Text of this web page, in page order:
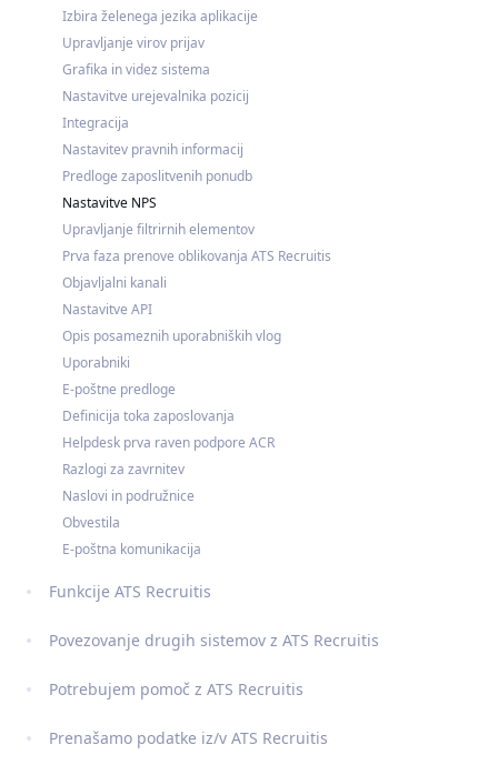
Izbira želenega jezika aplikacije
Upravljanje virov prijav
Grafika in videz sistema
Nastavitve urejevalnika pozicij
Integracija
Nastavitev pravnih informacij
Predloge zaposlitvenih ponudb
Nastavitve NPS
Upravljanje filtrirnih elementov
Prva faza prenove oblikovanja ATS Recruitis
Objavljalni kanali
Nastavitve API
Opis posameznih uporabniških vlog
Uporabniki
E-poštne predloge
Definicija toka zaposlovanja
Helpdesk prva raven podpore ACR
Razlogi za zavrnitev
Naslovi in podružnice
Obvestila
E-poštna komunikacija
Funkcije ATS Recruitis
Povezovanje drugih sistemov z ATS Recruitis
Potrebujem pomoč z ATS Recruitis
Prenašamo podatke iz/v ATS Recruitis